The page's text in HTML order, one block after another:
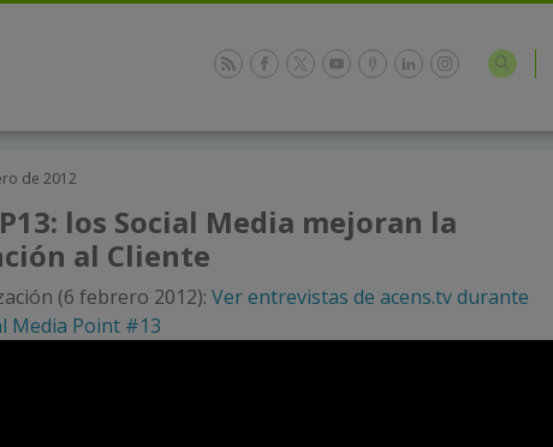
de 2012
los Social Media mejoran la
al Cliente
(6 febrero 2012): Ver entrevistas de acens.tv durante
Media Point #13